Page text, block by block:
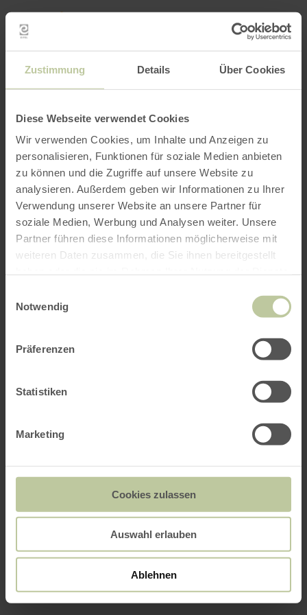
Zustimmung Details Über Cookies
Diese Webseite verwendet Cookies
Wir verwenden Cookies, um Inhalte und Anzeigen zu
personalisieren, Funktionen für soziale Medien anbieten
zu können und die Zugriffe auf unsere Website zu
analysieren. Außerdem geben wir Informationen zu Ihrer
Verwendung unserer Website an unsere Partner für
soziale Medien, Werbung und Analysen weiter. Unsere
Partner führen diese Informationen möglicherweise mit
weiteren Daten zusammen, die Sie ihnen bereitgestellt
Notwendig
Präferenzen
Statistiken
Marketing
Cookies zulassen
Auswahl erlauben
Ablehnen
Aller au contenu principal
Aller à la recherche
Aller à la navigation
Aller au pied de page
Retour
page
RECHERCHE MENU
L'offre de loisirs listée ci-dessous a été publiée
par le prestataire eifelRAD sur la plateforme de
est seul responsable du contenu.